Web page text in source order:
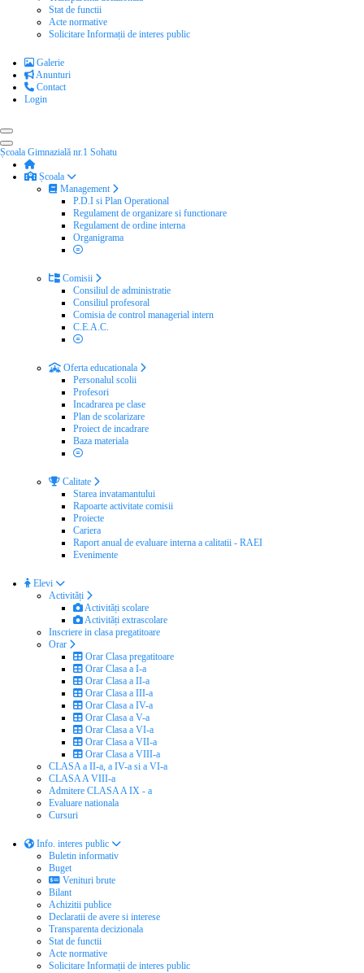
Stat de functii
Acte normative
Solicitare Informații de interes public
Galerie
Anunturi
Contact
Login
Școala Gimnazială nr.1 Sohatu
Școala
Management
P.D.I si Plan Operational
Regulament de organizare si functionare
Regulament de ordine interna
Organigrama
Comisii
Consiliul de administratie
Consiliul profesoral
Comisia de control managerial intern
C.E.A.C.
Oferta educationala
Personalul scolii
Profesori
Incadrarea pe clase
Plan de scolarizare
Proiect de incadrare
Baza materiala
Calitate
Starea invatamantului
Rapoarte activitate comisii
Proiecte
Cariera
Raport anual de evaluare interna a calitatii - RAEI
Evenimente
Elevi
Activități
Activități scolare
Activități extrascolare
Inscriere in clasa pregatitoare
Orar
Orar Clasa pregatitoare
Orar Clasa a I-a
Orar Clasa a II-a
Orar Clasa a III-a
Orar Clasa a IV-a
Orar Clasa a V-a
Orar Clasa a VI-a
Orar Clasa a VII-a
Orar Clasa a VIII-a
CLASA a II-a, a IV-a si a VI-a
CLASA A VIII-a
Admitere CLASA A IX - a
Evaluare nationala
Cursuri
Info. interes public
Buletin informativ
Buget
Venituri brute
Bilant
Achizitii publice
Declaratii de avere si interese
Transparenta decizionala
Stat de functii
Acte normative
Solicitare Informații de interes public